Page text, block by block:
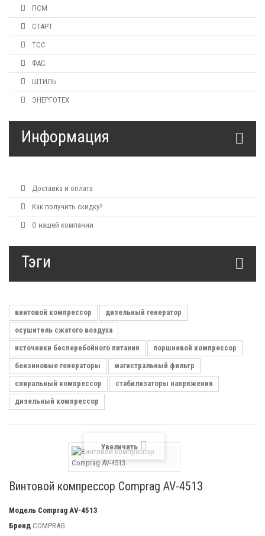
ПСМ
СТАРТ
ТСС
ФАС
ШТИЛЬ
ЭНЕРГОТЕХ
Информация
Доставка и оплата
Как получить скидку?
О нашей компании
Тэги
винтовой компрессор
дизельный генератор
осушитель сжатого воздуха
источники бесперебойного питания
поршневой компрессор
бензиновые генераторы
магистральный фильтр
спиральный компрессор
стабилизаторы напряжения
дизельный компрессор
Увеличить
Винтовой компрессор Comprag AV-4513
Модель Comprag AV-4513
Бренд COMPRAG